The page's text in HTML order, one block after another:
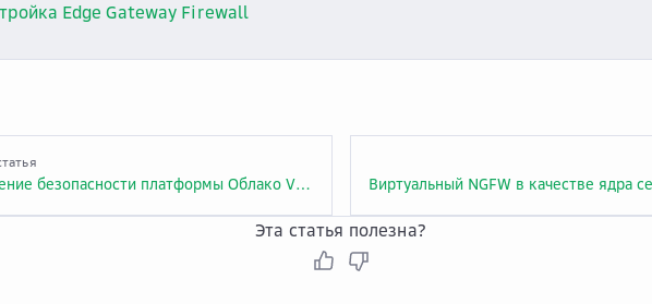
Edge Gateway Firewall
Обеспечение безопасности платформы Облако VMware
Эта статья полезна?